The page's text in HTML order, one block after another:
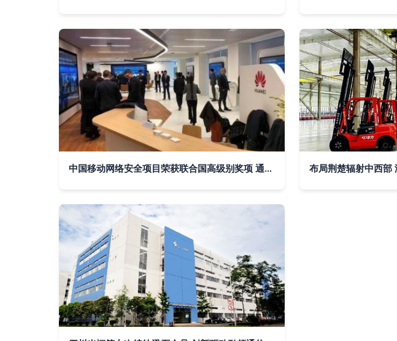
中国移动网络安全项目荣获联合国高级别奖项 通信技术领域的里程碑